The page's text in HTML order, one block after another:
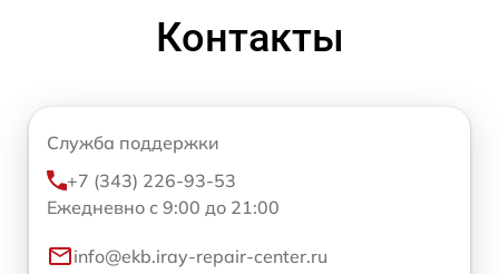
Контакты
Служба поддержки
+7 (343) 226-93-53
Ежедневно с 9:00 до 21:00
info@ekb.iray-repair-center.ru